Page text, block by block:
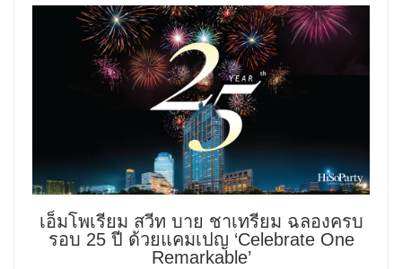
เอ็มโพเรียม สวีท บาย ชาเทรียม ฉลองครบ
รอบ 25 ปี ด้วยแคมเปญ ‘Celebrate One
Remarkable’